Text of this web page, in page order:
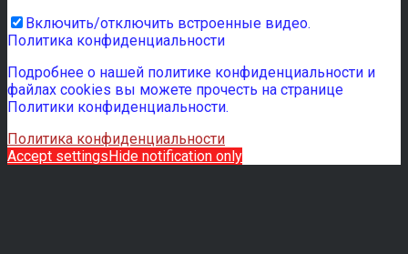
Включить/отключить встроенные видео.
Политика конфиденциальности
Подробнее о нашей политике конфиденциальности и
файлах cookies вы можете прочесть на странице
Политики конфиденциальности.
Политика конфиденциальности
Accept settingsHide notification only